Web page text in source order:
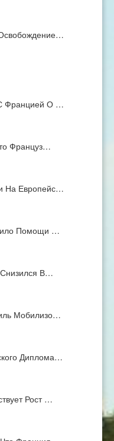
Францией О …
Француз…
На Европейс…
Помощи …
Снизился В…
Мобилизо…
Диплома…
Рост …